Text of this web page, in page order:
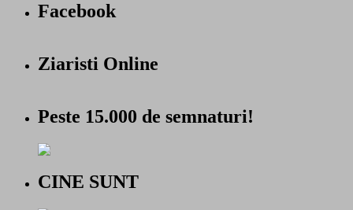
Facebook
Ziaristi Online
Peste 15.000 de semnaturi!
CINE SUNT